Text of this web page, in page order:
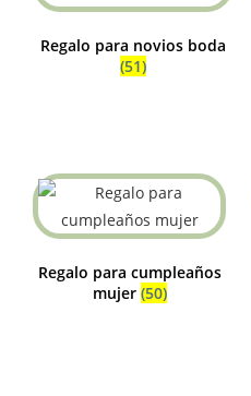
Regalo para novios boda
(51)
Regalo para cumpleaños
mujer (50)